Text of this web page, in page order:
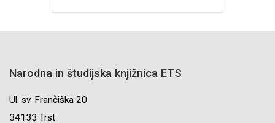
Narodna in študijska knjižnica ETS
Ul. sv. Frančiška 20
34133 Trst